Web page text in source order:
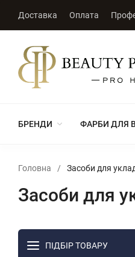
Доставка Оплата
БРЕНДИ ФАРБИ ДЛЯ
Головна / Засоби для
Засоби для
ПІДБІР ТОВАРУ